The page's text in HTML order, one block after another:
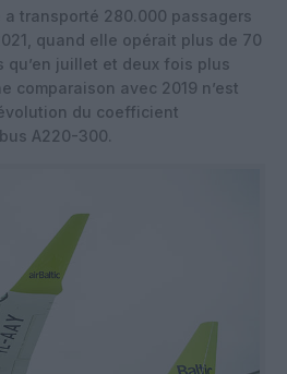
transporté 280.000 passagers
quand elle opérait plus de 70
qu’en juillet et deux fois plus
comparaison avec 2019 n’est
du coefficient
A220-300.